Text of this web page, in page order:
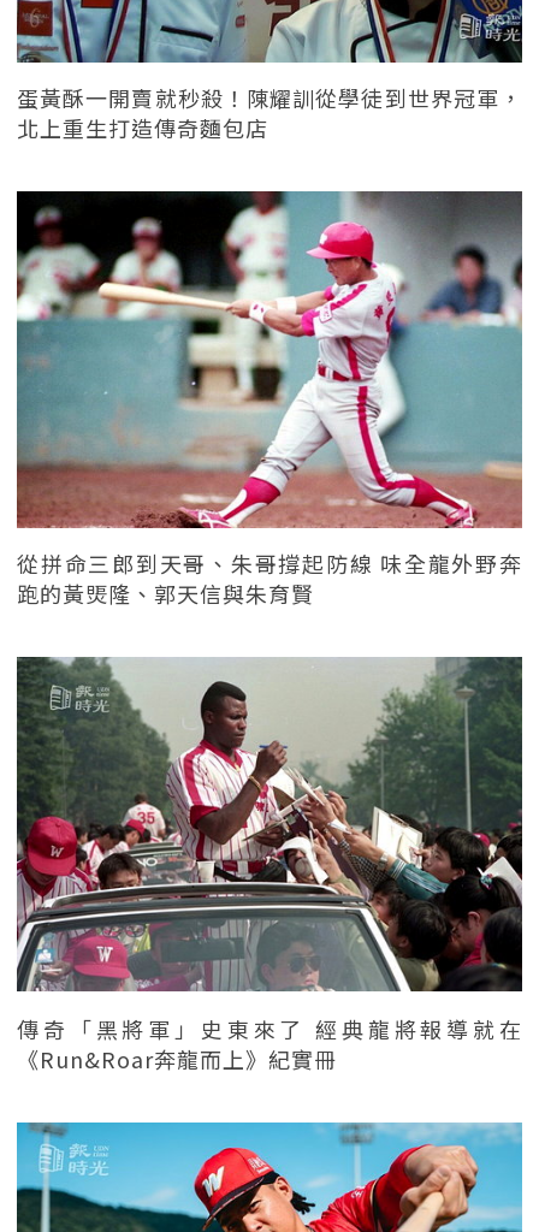
蛋黃酥一開賣就秒殺！陳耀訓從學徒到世界冠軍，
北上重生打造傳奇麵包店
從拼命三郎到天哥、朱哥撐起防線 味全龍外野奔
跑的黃煚隆、郭天信與朱育賢
傳奇「黑將軍」史東來了 經典龍將報導就在
《Run&Roar奔龍而上》紀實冊